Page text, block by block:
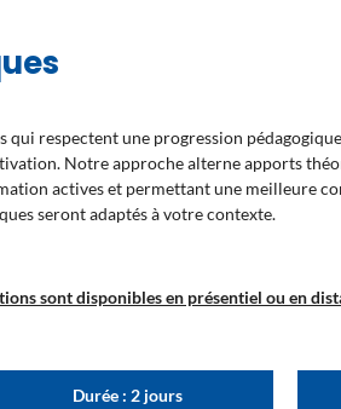
qui respectent une progression
Notre approche alterne apports
actives et permettant une meilleure
seront adaptés à votre contexte.
sont disponibles en présentiel ou en
Durée : 2 jours